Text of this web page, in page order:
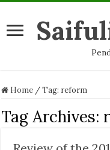
Home /Tag: reform
Tag Archives: